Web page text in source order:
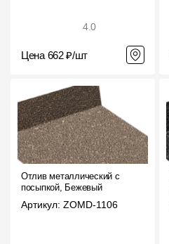
4.0
Цена 662 ₽/шт
Отлив металлический с
посыпкой, Бежевый
Артикул: ZOMD-1106